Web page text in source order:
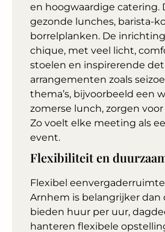
en hoogwaardige catering.
gezonde lunches, barista-
borrelplanken. De
chique, met veel licht,
stoelen en inspirerende
arrangementen zoals
thema’s, bijvoorbeeld een
zomerse lunch, zorgen
Zo voelt elke meeting als
event.
Flexibiliteit en
Flexibel
Arnhem is belangrijker dan
bieden huur per uur,
hanteren flexibele